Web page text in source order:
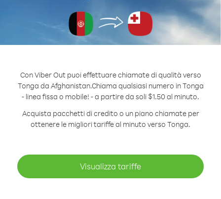
Con Viber Out puoi effettuare chiamate di qualità verso
Tonga da Afghanistan.Chiama qualsiasi numero in Tonga
- linea fissa o mobile! - a partire da soli $1.50 al minuto.
Acquista pacchetti di credito o un piano chiamate per
ottenere le migliori tariffe al minuto verso Tonga.
Visualizza tariffe